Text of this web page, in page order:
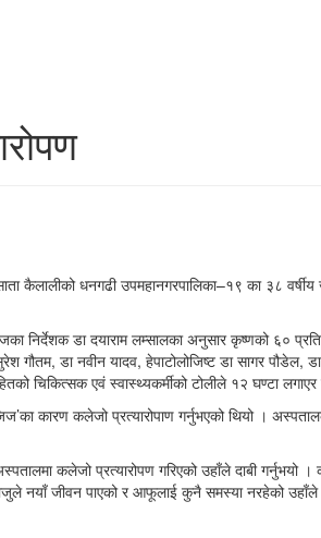
धनगढी उपमहानगरपालिका–१९ का ३८ वर्षीय
डा दयाराम लम्सालका अनुसार कृष्णको ६०
डा नवीन यादव, हेपाटोलोजिष्ट डा सागर पौडेल,
चिकित्सक एवं स्वास्थ्यकर्मीको टोलीले १२ घण्टा
कारण कलेजो प्रत्यारोपाण गर्नुभएको थियो ।
कलेजो प्रत्यारोपण गरिएको उहाँले दाबी गर्नुभयो
नयाँ जीवन पाएको र आफूलाई कुनै समस्या नरहेको